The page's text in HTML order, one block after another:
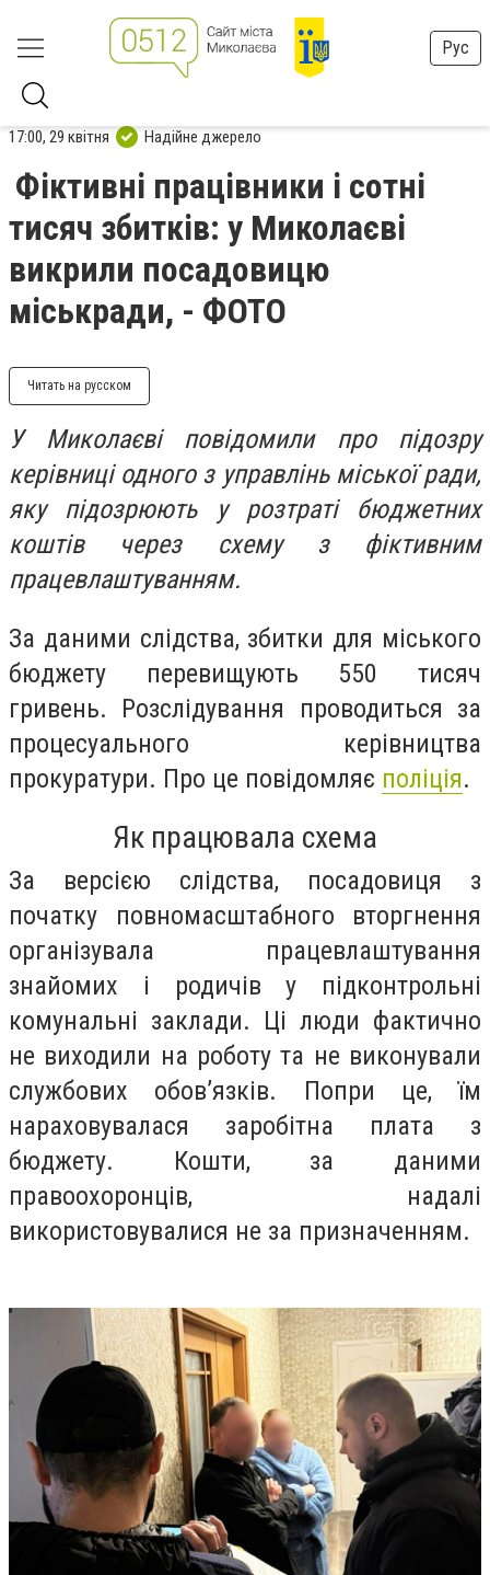
Рус
17:00, 29 квітня Надійне джерело
Фіктивні працівники і сотні
тисяч збитків: у Миколаєві
викрили посадовицю
міськради, - ФОТО
Читать на русском
У Миколаєві повідомили про підозру
керівниці одного з управлінь міської ради,
яку підозрюють у розтраті бюджетних
коштів через схему з фіктивним
працевлаштуванням.
За даними слідства, збитки для міського
бюджету перевищують 550 тисяч
гривень. Розслідування проводиться за
процесуального керівництва
прокуратури. Про це повідомляє поліція.
Як працювала схема
За версією слідства, посадовиця з
початку повномасштабного вторгнення
організувала працевлаштування
знайомих і родичів у підконтрольні
комунальні заклади. Ці люди фактично
не виходили на роботу та не виконували
службових обов’язків. Попри це, їм
нараховувалася заробітна плата з
бюджету. Кошти, за даними
правоохоронців, надалі
використовувалися не за призначенням.